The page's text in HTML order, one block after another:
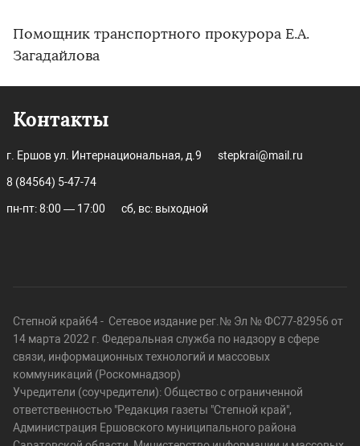
Помощник транспортного прокурора Е.А.
Загадайлова
Контакты
г. Ершов ул. Интернациональная, д.9 stepkrai@mail.ru
8 (84564) 5-47-74
пн-пт: 8:00 — 17:00 сб, вс: выходной
Степной край64 - Сетевое издание рег.№ Эл № ФС77-82956 от
14 марта 2022 г. Федеральная служба по надзору в сфере
связи, информационных технологий и массовых
коммуникаций (Роскомнадзор)
Учредители (соучредители): Общество с ограниченной
ответственностью "Редакция газеты "Степной край",
Администрация Ершовского муниципального района